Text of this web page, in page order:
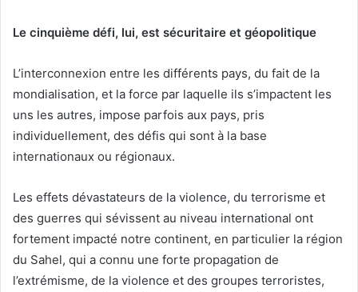
Le cinquième défi, lui, est sécuritaire et géopolitique
L’interconnexion entre les différents pays, du fait de la
mondialisation, et la force par laquelle ils s’impactent les
uns les autres, impose parfois aux pays, pris
individuellement, des défis qui sont à la base
internationaux ou régionaux.
Les effets dévastateurs de la violence, du terrorisme et
des guerres qui sévissent au niveau international ont
fortement impacté notre continent, en particulier la région
du Sahel, qui a connu une forte propagation de
l’extrémisme, de la violence et des groupes terroristes,